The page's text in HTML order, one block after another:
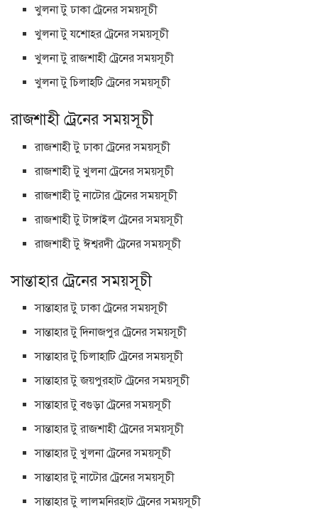
খুলনা টু ঢাকা ট্রেনের সময়সূচী
খুলনা টু যশোহর ট্রেনের সময়সূচী
খুলনা টু রাজশাহী ট্রেনের সময়সূচী
খুলনা টু চিলাহটি ট্রেনের সময়সূচী
রাজশাহী ট্রেনের সময়সূচী
রাজশাহী টু ঢাকা ট্রেনের সময়সূচী
রাজশাহী টু খুলনা ট্রেনের সময়সূচী
রাজশাহী টু নাটোর ট্রেনের সময়সূচী
রাজশাহী টু টাঙ্গাইল ট্রেনের সময়সূচী
রাজশাহী টু ঈশ্বরদী ট্রেনের সময়সূচী
সান্তাহার ট্রেনের সময়সূচী
সান্তাহার টু ঢাকা ট্রেনের সময়সূচী
সান্তাহার টু দিনাজপুর ট্রেনের সময়সূচী
সান্তাহার টু চিলাহাটি ট্রেনের সময়সূচী
সান্তাহার টু জয়পুরহাট ট্রেনের সময়সূচী
সান্তাহার টু বগুড়া ট্রেনের সময়সূচী
সান্তাহার টু রাজশাহী ট্রেনের সময়সূচী
সান্তাহার টু খুলনা ট্রেনের সময়সূচী
সান্তাহার টু নাটোর ট্রেনের সময়সূচী
সান্তাহার টু লালমনিরহাট ট্রেনের সময়সূচী